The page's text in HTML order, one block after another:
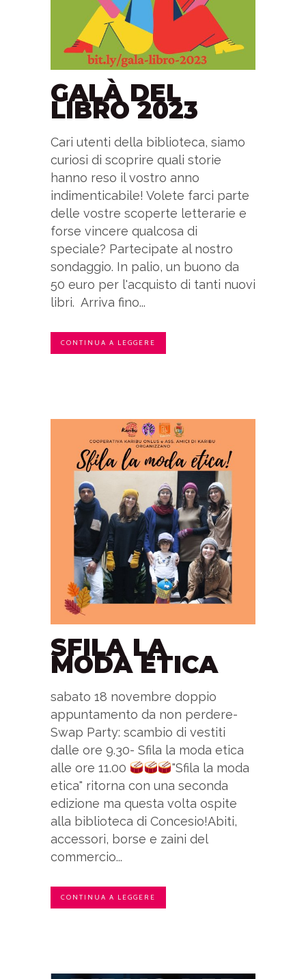
GALÀ DEL
LIBRO 2023
Cari utenti della biblioteca, siamo
curiosi di scoprire quali storie
hanno reso il vostro anno
indimenticabile! Volete farci parte
delle vostre scoperte letterarie e
forse vincere qualcosa di
speciale? Partecipate al nostro
sondaggio. In palio, un buono da
50 euro per l'acquisto di tanti nuovi
libri. Arriva fino...
CONTINUA A LEGGERE
SFILA LA
MODA ETICA
sabato 18 novembre doppio
appuntamento da non perdere-
Swap Party: scambio di vestiti
dalle ore 9.30- Sfila la moda etica
alle ore 11.00
"Sfila la moda
etica" ritorna con una seconda
edizione ma questa volta ospite
alla biblioteca di Concesio!Abiti,
accessori, borse e zaini del
commercio...
CONTINUA A LEGGERE